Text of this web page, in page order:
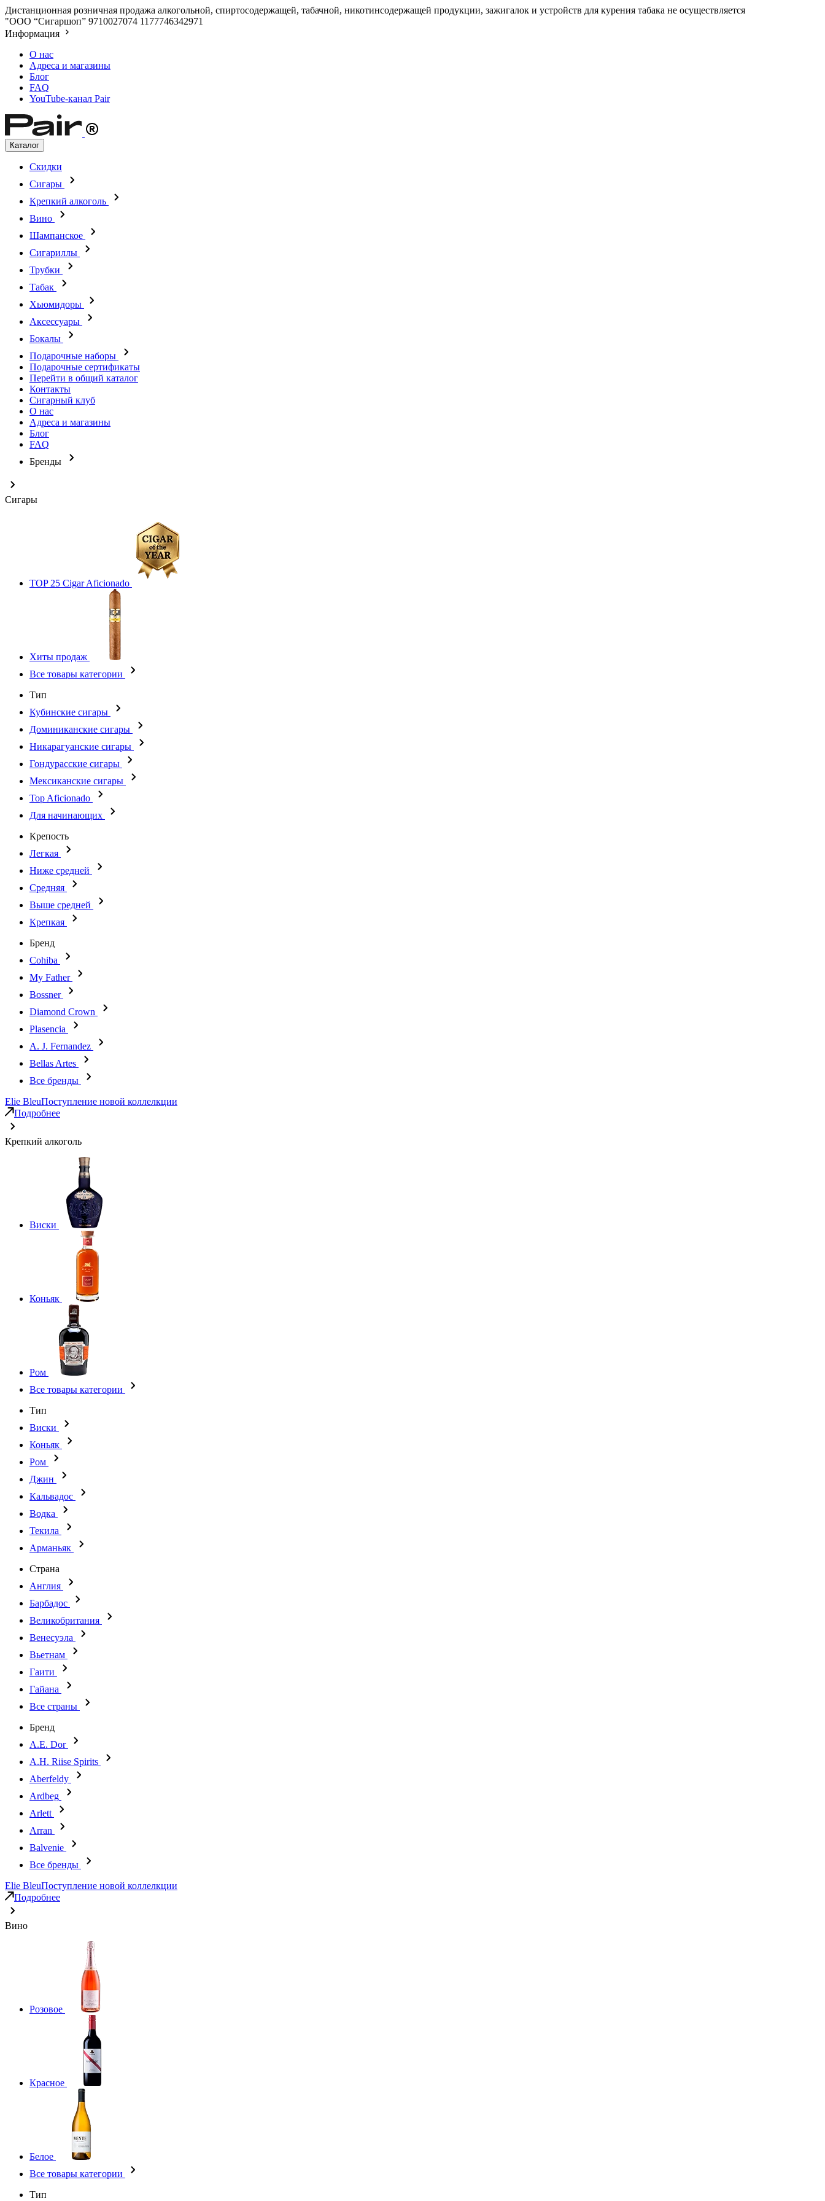
Дистанционная розничная продажа алкогольной, спиртосодержащей, табачной, никотинсодержащей продукции, зажигалок и устройств для курения табака не осуществляется
"ООО “Сигаршоп” 9710027074 1177746342971
Информация
О нас
Адреса и магазины
Блог
FAQ
YouTube-канал Pair
Каталог
Скидки
Сигары
Крепкий алкоголь
Вино
Шампанское
Сигариллы
Трубки
Табак
Хьюмидоры
Аксессуары
Бокалы
Подарочные наборы
Подарочные сертификаты
Перейти в общий каталог
Контакты
Сигарный клуб
О нас
Адреса и магазины
Блог
FAQ
Бренды
Сигары
TOP 25 Cigar Aficionado
Хиты продаж
Все товары категории
Тип
Кубинские сигары
Доминиканские сигары
Никарагуанские сигары
Гондурасские сигары
Мексиканские сигары
Top Aficionado
Для начинающих
Крепость
Легкая
Ниже средней
Средняя
Выше средней
Крепкая
Бренд
Cohiba
My Father
Bossner
Diamond Crown
Plasencia
A. J. Fernandez
Bellas Artes
Все бренды
Elie BleuПоступление новой коллелкции
Подробнее
Крепкий алкоголь
Виски
Коньяк
Ром
Все товары категории
Тип
Виски
Коньяк
Ром
Джин
Кальвадос
Водка
Текила
Арманьяк
Страна
Англия
Барбадос
Великобритания
Венесуэла
Вьетнам
Гаити
Гайана
Все страны
Бренд
A.E. Dor
A.H. Riise Spirits
Aberfeldy
Ardbeg
Arlett
Arran
Balvenie
Все бренды
Elie BleuПоступление новой коллелкции
Подробнее
Вино
Розовое
Красное
Белое
Все товары категории
Тип